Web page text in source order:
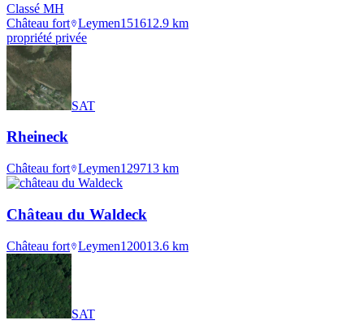
Classé MH
Château fort Leymen151612.9 km
propriété privée
SAT
Rheineck
Château fort Leymen129713 km
Château du Waldeck
Château fort Leymen120013.6 km
SAT